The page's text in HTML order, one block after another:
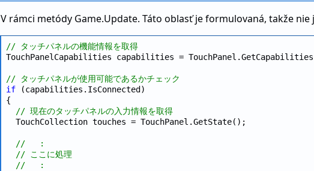
V rámci metódy Game.Update. Táto oblasť je formulovaná, takže nie
// タッチパネルの機能情報を取得
TouchPanelCapabilities capabilities =
// タッチパネルが使用可能であるかチェック
if (capabilities.IsConnected)
{
// 現在のタッチパネルの入力情報を取得
  TouchCollection touches = TouchPanel.GetState();
//   :
// ここに処理
//   :